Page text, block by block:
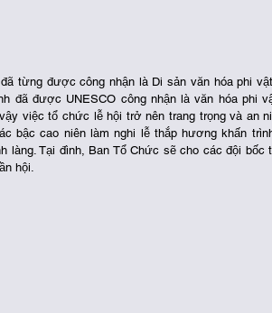
từng được công nhận là Di sản văn hóa phi
đã được UNESCO công nhận là văn hóa phi
việc tổ chức lễ hội trở nên trang trọng và an
bậc cao niên làm nghi lễ thắp hương khấn
làng. Tại đình, Ban Tổ Chức sẽ cho các đội
hội.